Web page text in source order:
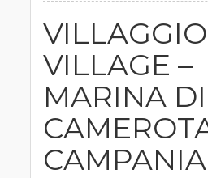
VILLAGE –
MARINA DI
CAMPANIA